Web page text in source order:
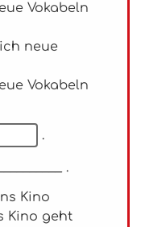
Vokabeln
neue
Vokabeln
.
.
Kino
Kino geht